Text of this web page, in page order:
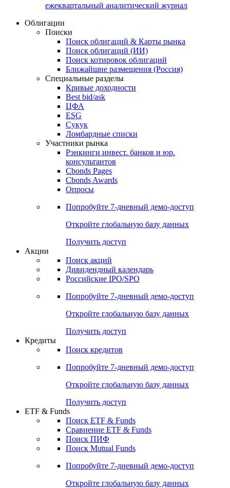
ежеквартальный аналитический журнал
Облигации
Поиски
Поиск облигаций & Карты рынка
Поиск облигаций (ИИ)
Поиск котировок облигаций
Ближайшие размещения (Россия)
Специальные разделы
Кривые доходности
Best bid/ask
ЦФА
ESG
Сукук
Ломбардные списки
Участники рынка
Рэнкинги инвест. банков и юр.
консультантов
Cbonds Pages
Cbonds Awards
Опросы
Попробуйте 7-дневный демо-доступ
Откройте глобальную базу данных
Получить доступ
Акции
Поиск акций
Дивидендный календарь
Российские IPO/SPO
Попробуйте 7-дневный демо-доступ
Откройте глобальную базу данных
Получить доступ
Кредиты
Поиск кредитов
Попробуйте 7-дневный демо-доступ
Откройте глобальную базу данных
Получить доступ
ETF & Funds
Поиск ETF & Funds
Сравнение ETF & Funds
Поиск ПИФ
Поиск Mutual Funds
Попробуйте 7-дневный демо-доступ
Откройте глобальную базу данных